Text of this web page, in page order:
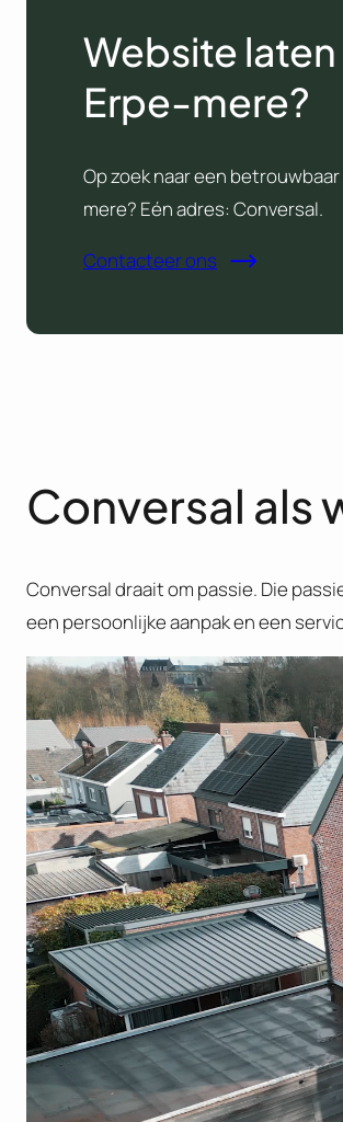
Website
Erpe-mere?
Op zoek naar een
mere? Eén adres: Conversal.
Contacteer ons
Conversal als
Conversal draait om passie. Die
een persoonlijke aanpak en een